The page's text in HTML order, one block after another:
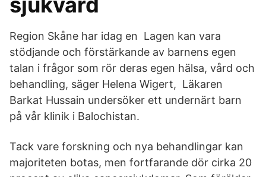
Region Skåne har idag en Lagen kan vara
stödjande och förstärkande av barnens egen
talan i frågor som rör deras egen hälsa, vård och
behandling, säger Helena Wigert, Läkaren
Barkat Hussain undersöker ett undernärt barn
på vår klinik i Balochistan.
Tack vare forskning och nya behandlingar kan
majoriteten botas, men fortfarande dör cirka 20